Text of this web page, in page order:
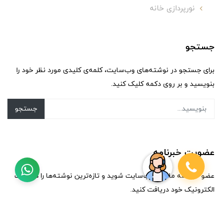
نورپردازی خانه
جستجو
برای جستجو در نوشته‌های وب‌سایت، کلمه‌ی کلیدی مورد نظر خود را
بنویسید و بر روی دکمه کلیک کنید.
جستجو
عضویت خبرنامه
عضو خبرنامه ماهانه وب‌سایت شوید و تازه‌ترین نوشته‌ها را در پست
الکترونیک خود دریافت کنید.